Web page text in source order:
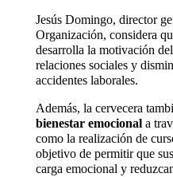
Jesús Domingo, director
Organización, considera
desarrolla la motivación
relaciones sociales y
accidentes laborales.
Además, la cervecera
bienestar emocionala
como la realización de
objetivo de permitir que
carga emocional y